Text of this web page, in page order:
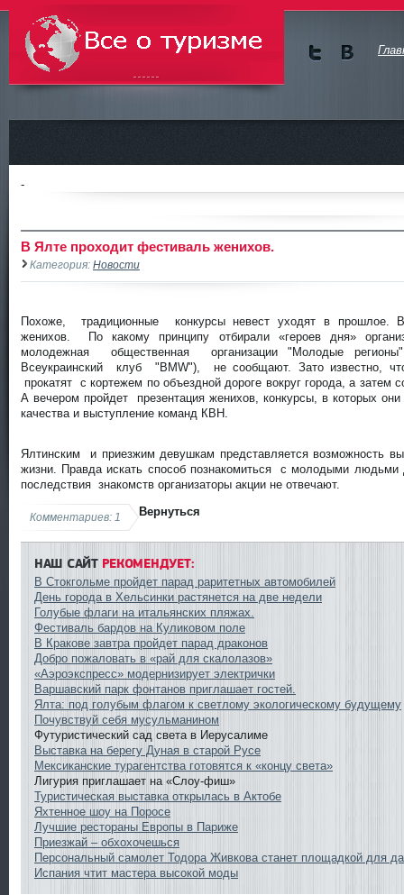
Всё о туризме
-
В Ялте проходит фестиваль женихов.
Категория: Новости
Похоже, традиционные конкурсы невест уходят в прошлое.
женихов. По какому принципу отбирали «героев дня»
молодежная общественная организации "Молодые
Всеукраинский клуб "BMW"), не сообщают. Зато известно,
прокатят с кортежем по объездной дороге вокруг города, а затем
А вечером пройдет презентация женихов, конкурсы, в которых
качества и выступление команд КВН.
Ялтинским и приезжим девушкам представляется возможность
жизни. Правда искать способ познакомиться с молодыми
последствия знакомств организаторы акции не отвечают.
Вернуться
Комментариев: 1
НАШ САЙТРЕКОМЕНДУЕТ:
В Стокгольме пройдет парад раритетных автомобилей
День города в Хельсинки растянется на две недели
Голубые флаги на итальянских пляжах.
Фестиваль бардов на Куликовом поле
В Кракове завтра пройдет парад драконов
Добро пожаловать в «рай для скалолазов»
«Аэроэкспресс» модернизирует электрички
Варшавский парк фонтанов приглашает гостей.
Ялта: под голубым флагом к светлому экологическому будущему
Почувствуй себя мусульманином
Футуристический сад света в Иерусалиме
Выставка на берегу Дуная в старой Русе
Мексиканские турагентства готовятся к «концу света»
Лигурия приглашает на «Слоу-фиш»
Туристическая выставка открылась в Актобе
Яхтенное шоу на Поросе
Лучшие рестораны Европы в Париже
Приезжай – обхохочешься
Персональный самолет Тодора Живкова станет площадкой для
Испания чтит мастера высокой моды